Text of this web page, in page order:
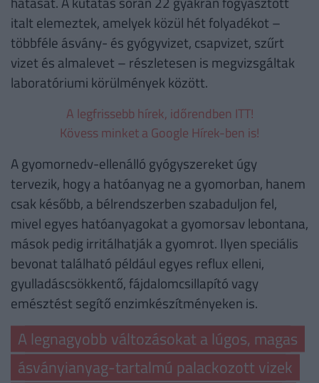
italt elemeztek, amelyek közül hét folyadékot –
többféle ásvány- és gyógyvizet, csapvizet, szűrt
vizet és almalevet – részletesen is megvizsgáltak
laboratóriumi körülmények között.
A legfrissebb hírek, időrendben ITT!
Kövess minket a Google Hírek-ben is!
A gyomornedv-ellenálló gyógyszereket úgy
tervezik, hogy a hatóanyag ne a gyomorban, hanem
csak később, a bélrendszerben szabaduljon fel,
mivel egyes hatóanyagokat a gyomorsav lebontana,
mások pedig irritálhatják a gyomrot. Ilyen speciális
bevonat található például egyes reflux elleni,
gyulladáscsökkentő, fájdalomcsillapító vagy
emésztést segítő enzimkészítményeken is.
A legnagyobb változásokat a lúgos, magas
ásványianyag-tartalmú palackozott vizek